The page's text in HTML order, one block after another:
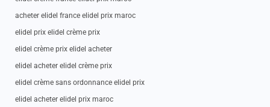
acheter elidel france elidel prix maroc
elidel prix elidel crème prix
elidel crème prix elidel acheter
elidel acheter elidel crème prix
elidel crème sans ordonnance elidel prix
elidel acheter elidel prix maroc